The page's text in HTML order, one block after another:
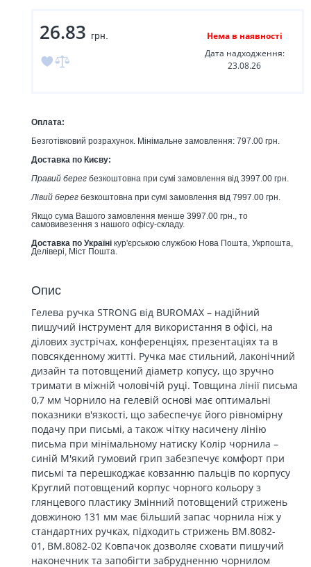
26.83 грн.
Нема в наявності
Дата надходження:
23.08.26
Оплата:
Безготівковий розрахунок. Мінімальне замовлення: 797.00 грн.
Доставка по Києву:
Правий берег безкоштовна при сумі замовлення від 3997.00 грн.
Лівий берег безкоштовна при сумі замовлення від 7997.00 грн.
Якщо сума Вашого замовлення менше 3997.00 грн., то
самовивезення з нашого офісу-складу.
Доставка по Україні кур'єрською службою Нова Пошта, Укрпошта,
Делівері, Міст Пошта.
Опис
Гелева ручка STRONG від BUROMAX – надійний
пишучий інструмент для використання в офісі, на
ділових зустрічах, конференціях, презентаціях та в
повсякденному житті. Ручка має стильний, лаконічний
дизайн та потовщений діаметр копусу, що зручно
тримати в міжній чоловічій руці. Товщина лінії письма
0,7 мм Чорнило на гелевій основі має оптимальні
показники в'язкості, що забеспечує його рівномірну
подачу при письмі, а також чітку насичену лінію
письма при мінімальному натиску Колір чорнила –
синій М'який гумовий грип забезпечує комфорт при
письмі та перешкоджає ковзанню пальців по корпусу
Круглий потовщений корпус чорного кольору з
глянцевого пластику Змінний потовщений стрижень
довжиною 131 мм має більший запас чорнила ніж у
стандартних ручках, підходить стрижень BM.8082-
01, BM.8082-02 Ковпачок дозволяє сховати пишучий
наконечник та запобігти забрудненню чорнилом